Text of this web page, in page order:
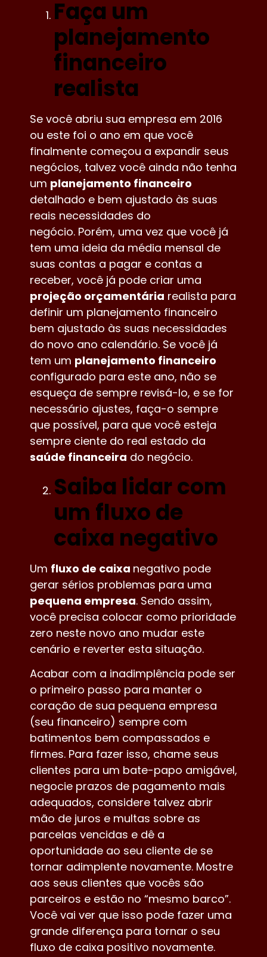
Faça um
planejamento
financeiro
realista
Se você abriu sua empresa em 2016
ou este foi o ano em que você
finalmente começou a expandir seus
negócios, talvez você ainda não tenha
um planejamento financeiro
detalhado e bem ajustado às suas
reais necessidades do
negócio. Porém, uma vez que você já
tem uma ideia da média mensal de
suas contas a pagar e contas a
receber, você já pode criar uma
projeção orçamentária realista para
definir um planejamento financeiro
bem ajustado às suas necessidades
do novo ano calendário. Se você já
tem um planejamento financeiro
configurado para este ano, não se
esqueça de sempre revisá-lo, e se for
necessário ajustes, faça-o sempre
que possível, para que você esteja
sempre ciente do real estado da
saúde financeira do negócio.
Saiba lidar com
um fluxo de
caixa negativo
Um fluxo de caixa negativo pode
gerar sérios problemas para uma
pequena empresa. Sendo assim,
você precisa colocar como prioridade
zero neste novo ano mudar este
cenário e reverter esta situação.
Acabar com a inadimplência pode ser
o primeiro passo para manter o
coração de sua pequena empresa
(seu financeiro) sempre com
batimentos bem compassados e
firmes. Para fazer isso, chame seus
clientes para um bate-papo amigável,
negocie prazos de pagamento mais
adequados, considere talvez abrir
mão de juros e multas sobre as
parcelas vencidas e dê a
oportunidade ao seu cliente de se
tornar adimplente novamente. Mostre
aos seus clientes que vocês são
parceiros e estão no “mesmo barco”.
Você vai ver que isso pode fazer uma
grande diferença para tornar o seu
fluxo de caixa positivo novamente.